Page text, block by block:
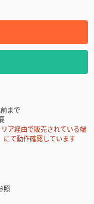
まで
ア経由で販売されている端
にて動作確認しています
照